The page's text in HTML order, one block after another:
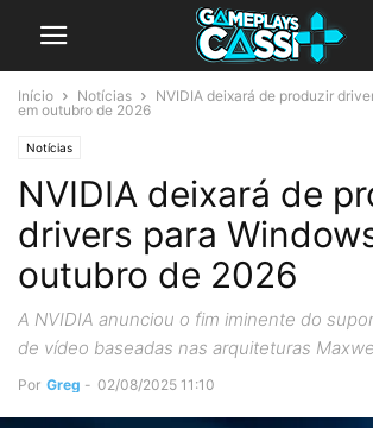
Início Notícias
NVIDIA deixará de produzir
em outubro de 2026
Notícias
NVIDIA deixará de
drivers para
outubro de 2026
A NVIDIA anunciou o fim iminente do
de vídeo baseadas nas arquiteturas
Por Greg - 02/08/2025 11:10